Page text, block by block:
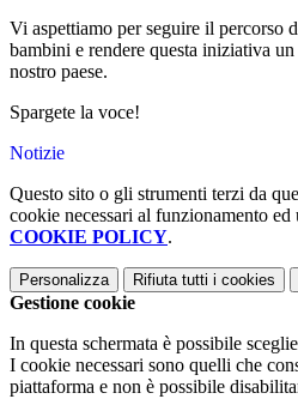
Vi aspettiamo per seguire il percorso
bambini e rendere questa iniziativa
nostro paese.
Spargete la voce!
Notizie
Questo sito o gli strumenti terzi da
cookie necessari al funzionamento
COOKIE POLICY.
Personalizza Rifiuta tutti i cookies
Gestione cookie
In questa schermata è possibile
I cookie necessari sono quelli che
piattaforma e non è possibile